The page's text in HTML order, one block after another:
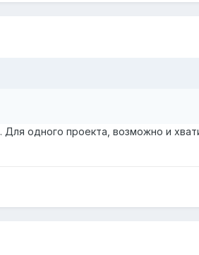
одного проекта, возможно и